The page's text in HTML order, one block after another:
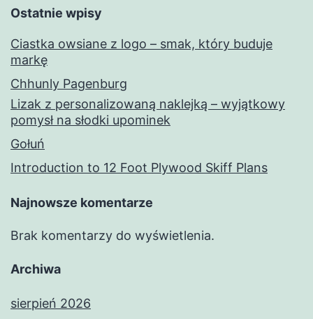
Ostatnie wpisy
Ciastka owsiane z logo – smak, który buduje
markę
Chhunly Pagenburg
Lizak z personalizowaną naklejką – wyjątkowy
pomysł na słodki upominek
Gołuń
Introduction to 12 Foot Plywood Skiff Plans
Najnowsze komentarze
Brak komentarzy do wyświetlenia.
Archiwa
sierpień 2026